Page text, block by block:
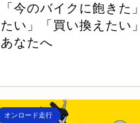
「今のバイクに飽きた
たい」「買い換えたい
あなたへ
オンロード走行